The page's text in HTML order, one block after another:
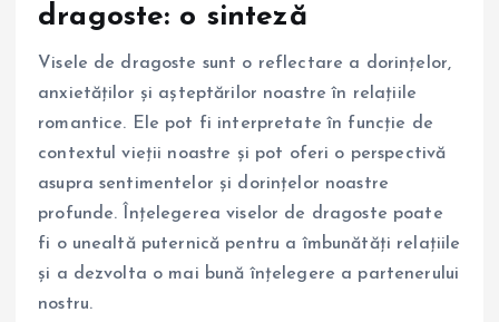
dragoste: o sinteză
Visele de dragoste sunt o reflectare a dorințelor,
anxietăților și așteptărilor noastre în relațiile
romantice. Ele pot fi interpretate în funcție de
contextul vieții noastre și pot oferi o perspectivă
asupra sentimentelor și dorințelor noastre
profunde. Înțelegerea viselor de dragoste poate
fi o unealtă puternică pentru a îmbunătăți relațiile
și a dezvolta o mai bună înțelegere a partenerului
nostru.